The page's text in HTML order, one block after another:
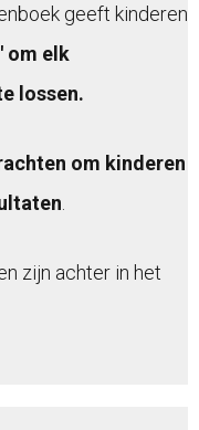
geeft kinderen
om elk
lossen.
om kinderen
zijn achter in het